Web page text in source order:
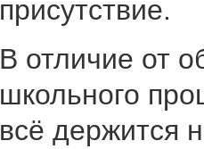
присутствие.
В отличие от
школьного
всё держится